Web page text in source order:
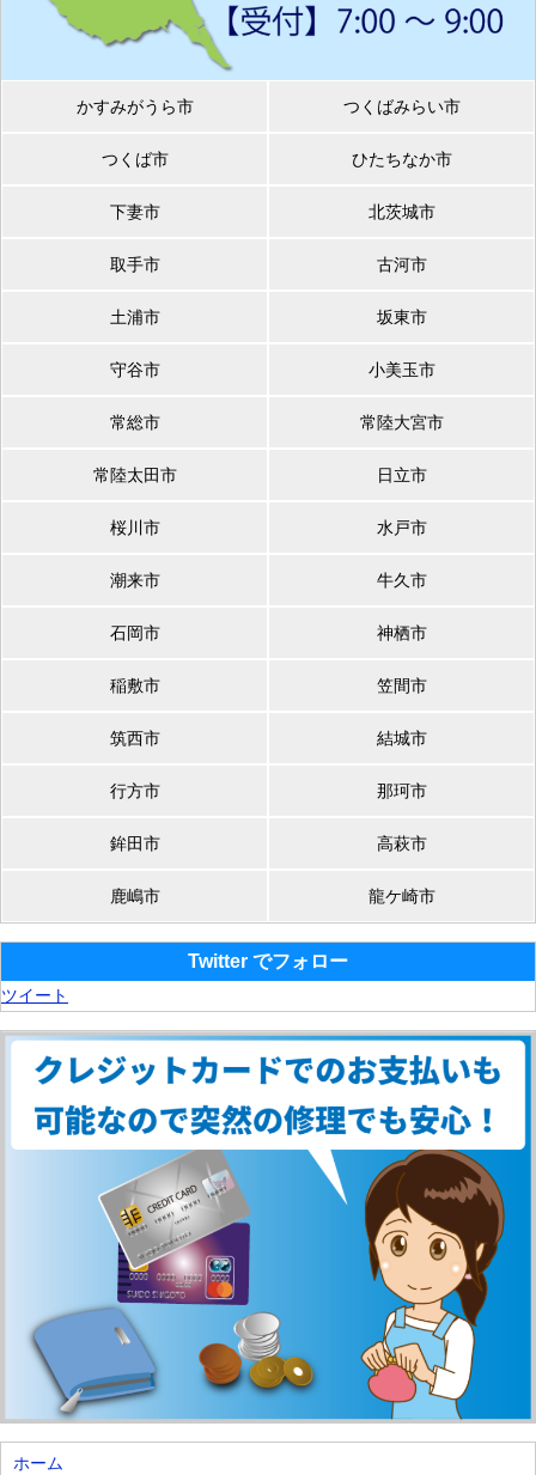
かすみがうら市 つくばみらい市
つくば市 ひたちなか市
下妻市 北茨城市
取手市 古河市
土浦市 坂東市
守谷市 小美玉市
常総市 常陸大宮市
常陸太田市 日立市
桜川市 水戸市
潮来市 牛久市
石岡市 神栖市
稲敷市 笠間市
筑西市 結城市
行方市 那珂市
鉾田市 高萩市
鹿嶋市 龍ケ崎市
Twitter でフォロー
ツイート
ホーム